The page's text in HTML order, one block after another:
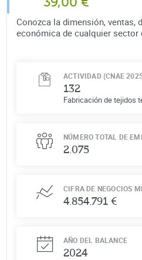
Conozca la dimensión, ventas,
económica de cualquier sector
ACTIVIDAD (CNAE
132
Fabricación de tejidos
NÚMERO TOTAL DE
2.075
CIFRA DE NEGOCIOS
4.854.791 €
AÑO DEL BALANCE
2024